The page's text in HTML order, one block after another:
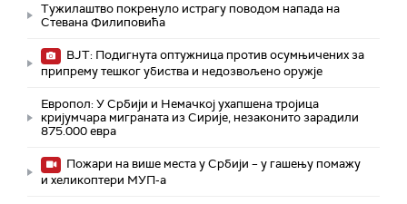
Тужилаштво покренуло истрагу поводом напада на
Стевана Филиповића
ВЈТ: Подигнута оптужница против осумњичених за
припрему тешког убиства и недозвољено оружје
Европол: У Србији и Немачкој ухапшена тројица
кријумчара миграната из Сирије, незаконито зарадили
875.000 евра
Пожари на више места у Србији – у гашењу помажу
и хеликоптери МУП-а